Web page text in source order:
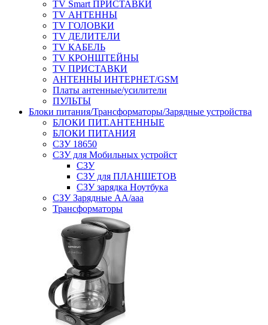
TV Smart ПРИСТАВКИ
TV АНТЕННЫ
TV ГОЛОВКИ
TV ДЕЛИТЕЛИ
TV КАБЕЛЬ
TV КРОНШТЕЙНЫ
TV ПРИСТАВКИ
АНТЕННЫ ИНТЕРНЕТ/GSM
Платы антенные/усилители
ПУЛЬТЫ
Блоки питания/Трансформаторы/Зарядные устройства
БЛОКИ ПИТ.АНТЕННЫЕ
БЛОКИ ПИТАНИЯ
СЗУ 18650
СЗУ для Мобильных устройст
СЗУ
СЗУ для ПЛАНШЕТОВ
СЗУ зарядка Ноутбука
СЗУ Зарядные АА/ааа
Трансформаторы